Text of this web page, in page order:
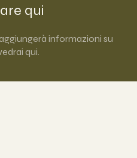
qui
informazioni su
qui.